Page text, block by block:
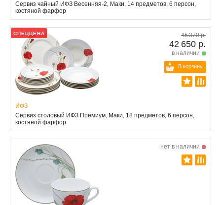
Сервиз чайный ИФЗ Весенняя-2, Маки, 14 предметов, 6 персон,
костяной фарфор
СПЕЦЦЕНА 45 370 р.
42 650 р.
в наличии
В корзину
ИФЗ
Сервиз столовый ИФЗ Премиум, Маки, 18 предметов, 6 персон,
костяной фарфор
нет в наличии